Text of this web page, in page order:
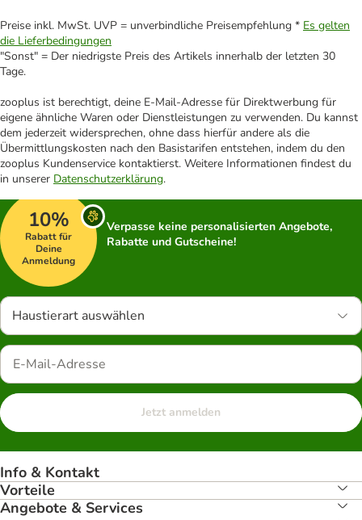
Preise inkl. MwSt. UVP = unverbindliche Preisempfehlung * Es gelten
die Lieferbedingungen
"Sonst" = Der niedrigste Preis des Artikels innerhalb der letzten 30
Tage.
zooplus ist berechtigt, deine E-Mail-Adresse für Direktwerbung für
eigene ähnliche Waren oder Dienstleistungen zu verwenden. Du kannst
dem jederzeit widersprechen, ohne dass hierfür andere als die
Übermittlungskosten nach den Basistarifen entstehen, indem du den
zooplus Kundenservice kontaktierst. Weitere Informationen findest du
in unserer Datenschutzerklärung.
10%
Rabatt für
Deine
Anmeldung
Verpasse keine personalisierten Angebote,
Rabatte und Gutscheine!
Haustierart auswählen
Jetzt anmelden
Info & Kontakt
Vorteile
Angebote & Services